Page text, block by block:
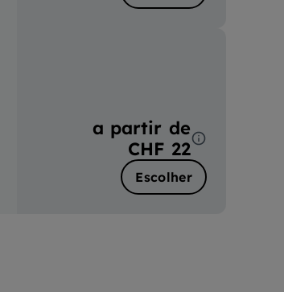
a partir de
CHF 22
Escolher